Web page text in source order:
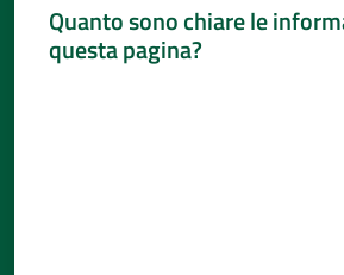
Quanto sono chiare le
questa pagina?